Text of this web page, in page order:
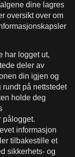
dine lagres
oversikt over om
har logget ut,
deler av
din igjen og
på nettstedet
holde deg
pålogget.
informasjon
tilbakestille et
sikkerhets- og